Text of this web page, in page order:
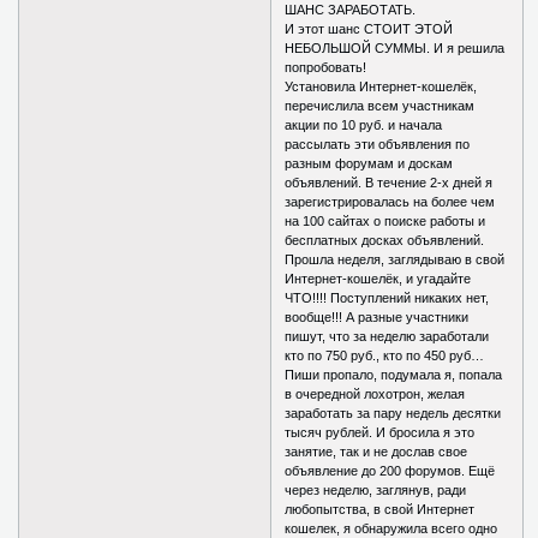
ШАНС ЗАРАБОТАТЬ.
И этот шанс СТОИТ ЭТОЙ
НЕБОЛЬШОЙ СУММЫ. И я решила
попробовать!
Установила Интернет-кошелёк,
перечислила всем участникам
акции по 10 руб. и начала
рассылать эти объявления по
разным форумам и доскам
объявлений. В течение 2-х дней я
зарегистрировалась на более чем
на 100 сайтах о поиске работы и
бесплатных досках объявлений.
Прошла неделя, заглядываю в свой
Интернет-кошелёк, и угадайте
ЧТО!!!! Поступлений никаких нет,
вообще!!! А разные участники
пишут, что за неделю заработали
кто по 750 руб., кто по 450 руб…
Пиши пропало, подумала я, попала
в очередной лохотрон, желая
заработать за пару недель десятки
тысяч рублей. И бросила я это
занятие, так и не дослав свое
объявление до 200 форумов. Ещё
через неделю, заглянув, ради
любопытства, в свой Интернет
кошелек, я обнаружила всего одно